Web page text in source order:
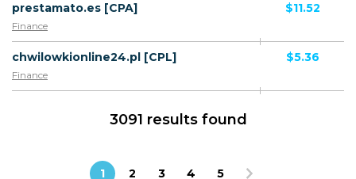
prestamato.es [CPA]
Finance
$11.52
chwilowkionline24.pl [CPL]
Finance
$5.36
3091 results found
1 2 3 4 5